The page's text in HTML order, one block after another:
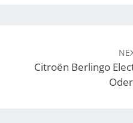
Citroën Berlingo